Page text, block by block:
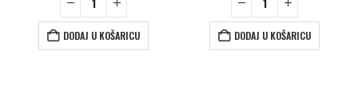
DODAJ U KOŠARICU DODAJ U KOŠARICU